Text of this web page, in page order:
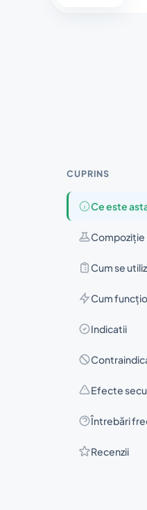
CUPRINS
Ce este
Compoziţie
Cum se
Cum
Indicatii
Efecte
Întrebări
Recenzii